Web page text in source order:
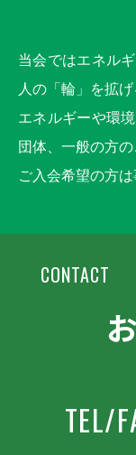
当会ではエネル
人の「輪」を拡
エネルギーや環
団体、一般の方
ご入会希望の方
CONTACT
TEL/